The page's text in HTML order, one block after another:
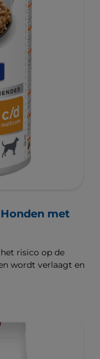
met
risico op de
wordt verlaagt en